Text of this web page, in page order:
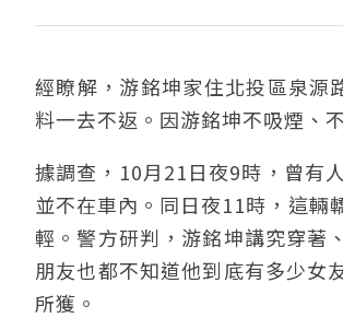
經瞭解，游銘坤家住北投區泉源
料一去不返。因游銘坤不吸煙、
據調查，10月21日夜9時，曾有
並不在車內。同日夜11時，這輛
輕。警方研判，游銘坤講究穿著
朋友也都不知道他到底有多少女
所獲。